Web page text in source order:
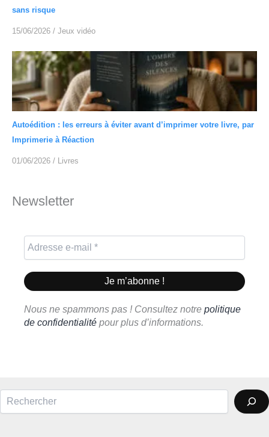
sans risque
15/06/2026 / Jeux vidéo
Autoédition : les erreurs à éviter avant d’imprimer votre livre, par
Imprimerie à Réaction
01/06/2026 / Livres
Newsletter
Nous ne spammons pas ! Consultez notre politique
de confidentialité pour plus d’informations.